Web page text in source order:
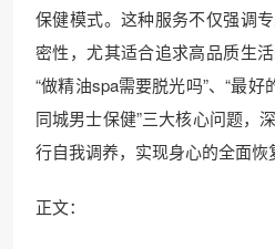
保健模式。这种服务不仅强调
密性，尤其适合追求高品质生
“做精油spa需要脱光吗”、“最好
同城男士保健”三大核心问题，
行自我调养，实现身心的全面恢
正文：